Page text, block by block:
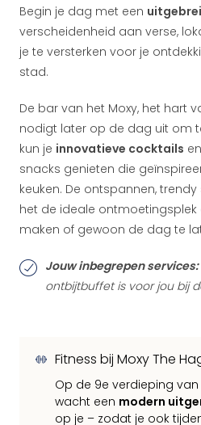
Begin je dag met een
verscheidenheid aan verse,
je te versterken voor je
stad.
De bar van het Moxy, het hart
nodigt later op de dag uit om
kun je innovatieve cocktails
snacks genieten die
keuken. De ontspannen,
het de ideale ontmoetingsplek
maken of gewoon de dag te
Jouw inbegrepen services:
ontbijtbuffet is voor jou bij
Fitness bij Moxy The
Op de 9e verdieping van
wacht een modern
op je – zodat je ook